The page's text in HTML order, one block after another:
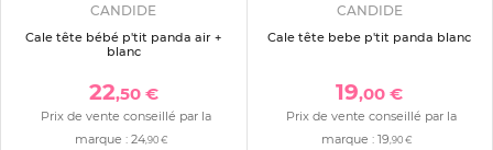
CANDIDE
Cale tête bébé p'tit panda air +
blanc
22,50 €
Prix de vente conseillé par la
marque : 24,90 €
CANDIDE
Cale tête bebe p'tit panda blanc
19,00 €
Prix de vente conseillé par la
marque :19,90 €